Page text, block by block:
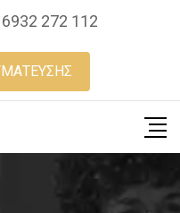
272 112